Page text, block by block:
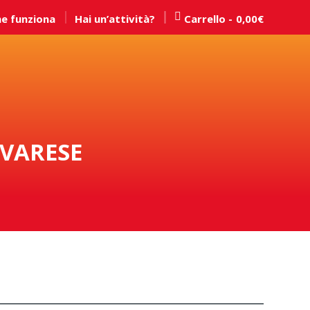
funziona Hai un’attività? Carrello 0,00€